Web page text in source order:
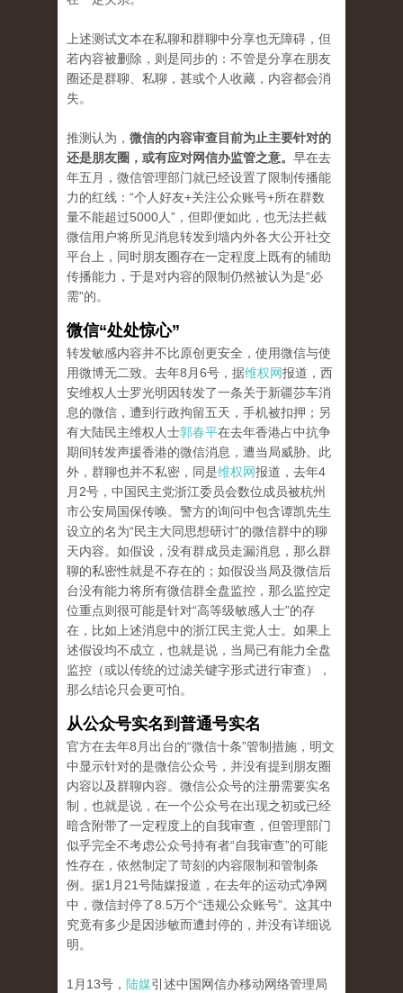
上述测试文本在私聊和群聊中分享也无障碍，但
若内容被删除，则是同步的：不管是分享在朋友
圈还是群聊、私聊，甚或个人收藏，内容都会消
失。
推测认为， 微信的内容审查目前为止主要针对的
还是朋友圈，或有应对网信办监管之意。 早在去
年五月，微信管理部门就已经设置了限制传播能
力的红线：“个人好友+关注公众账号+所在群数
量不能超过5000人”，但即便如此，也无法拦截
微信用户将所见消息转发到墙内外各大公开社交
平台上，同时朋友圈存在一定程度上既有的辅助
传播能力，于是对内容的限制仍然被认为是“必
需”的。
微信“处处惊心”
转发敏感内容并不比原创更安全，使用微信与使
用微博无二致。去年8月6号，据维权网报道，西
安维权人士罗光明因转发了一条关于新疆莎车消
息的微信，遭到行政拘留五天，手机被扣押；另
有大陆民主维权人士郭春平在去年香港占中抗争
期间转发声援香港的微信消息，遭当局威胁。此
外，群聊也并不私密，同是维权网报道，去年4
月2号，中国民主党浙江委员会数位成员被杭州
市公安局国保传唤。警方的询问中包含谭凯先生
设立的名为“民主大同思想研讨”的微信群中的聊
天内容。如假设，没有群成员走漏消息，那么群
聊的私密性就是不存在的；如假设当局及微信后
台没有能力将所有微信群全盘监控，那么监控定
位重点则很可能是针对“高等级敏感人士”的存
在，比如上述消息中的浙江民主党人士。如果上
述假设均不成立，也就是说，当局已有能力全盘
监控（或以传统的过滤关键字形式进行审查），
那么结论只会更可怕。
从公众号实名到普通号实名
官方在去年8月出台的“微信十条”管制措施，明文
中显示针对的是微信公众号，并没有提到朋友圈
内容以及群聊内容。微信公众号的注册需要实名
制，也就是说，在一个公众号在出现之初或已经
暗含附带了一定程度上的自我审查，但管理部门
似乎完全不考虑公众号持有者“自我审查”的可能
性存在，依然制定了苛刻的内容限制和管制条
例。据1月21号陆媒报道，在去年的运动式净网
中，微信封停了8.5万个“违规公众账号”。这其中
究竟有多少是因涉敏而遭封停的，并没有详细说
明。
1月13号， 陆媒引述中国网信办移动网络管理局